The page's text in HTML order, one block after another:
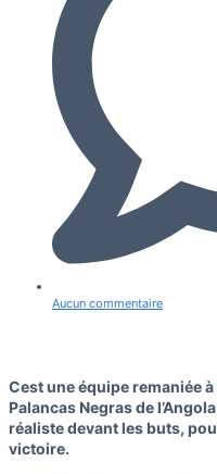
Aucun commentaire
Cest une équipe remaniée
Palancas Negras de
réaliste devant les buts,
victoire.